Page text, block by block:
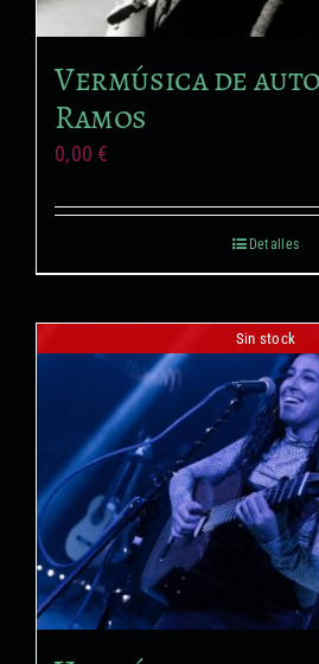
Vermúsica de
Ramos
0,00 €
Detalles
Sin stock